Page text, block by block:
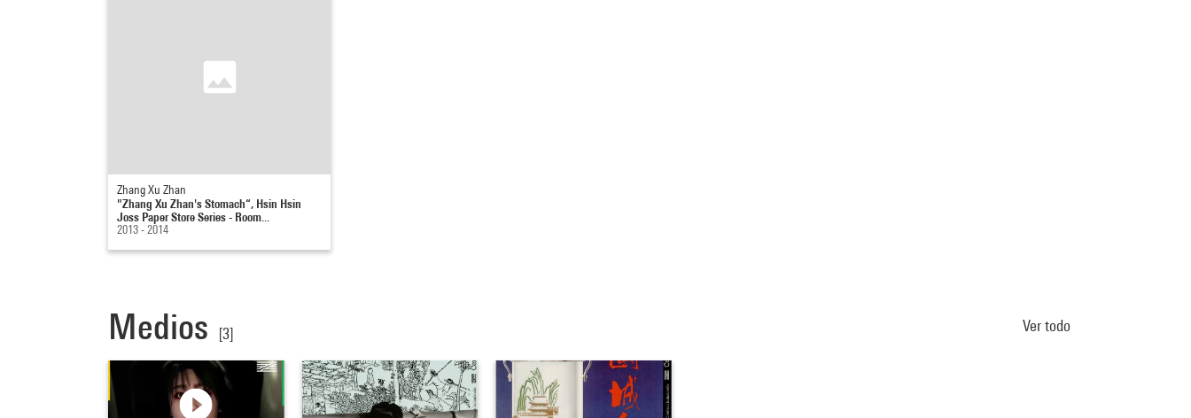
Zhang Xu Zhan
"Zhang Xu Zhan's Stomach“, Hsin Hsin
Joss Paper Store Series - Room...
2013 - 2014
Medios [3] Ver todo